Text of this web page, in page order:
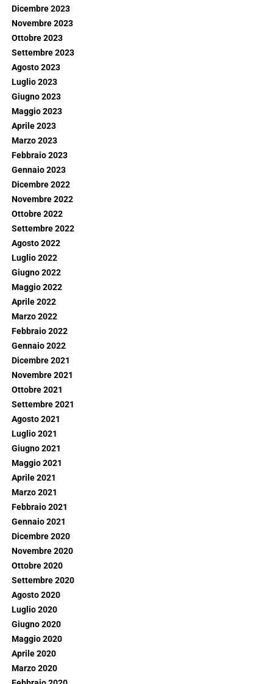
Dicembre 2023
Novembre 2023
Ottobre 2023
Settembre 2023
Agosto 2023
Luglio 2023
Giugno 2023
Maggio 2023
Aprile 2023
Marzo 2023
Febbraio 2023
Gennaio 2023
Dicembre 2022
Novembre 2022
Ottobre 2022
Settembre 2022
Agosto 2022
Luglio 2022
Giugno 2022
Maggio 2022
Aprile 2022
Marzo 2022
Febbraio 2022
Gennaio 2022
Dicembre 2021
Novembre 2021
Ottobre 2021
Settembre 2021
Agosto 2021
Luglio 2021
Giugno 2021
Maggio 2021
Aprile 2021
Marzo 2021
Febbraio 2021
Gennaio 2021
Dicembre 2020
Novembre 2020
Ottobre 2020
Settembre 2020
Agosto 2020
Luglio 2020
Giugno 2020
Maggio 2020
Aprile 2020
Marzo 2020